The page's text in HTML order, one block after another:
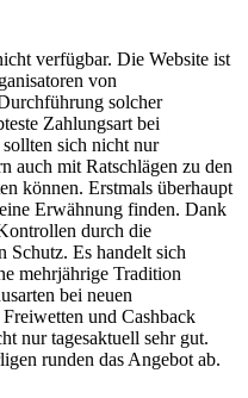
verfügbar. Die Website ist
von
solcher
Zahlungsart bei
sich nicht nur
auch mit Ratschlägen zu den
können. Erstmals überhaupt
Erwähnung finden. Dank
durch die
Schutz. Es handelt sich
mehrjährige Tradition
bei neuen
und Cashback
nur tagesaktuell sehr gut.
runden das Angebot ab.